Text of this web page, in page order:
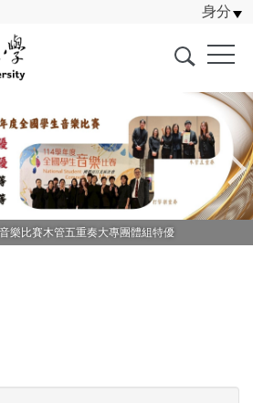
身分
樂比賽木管五重奏大專團體組特優